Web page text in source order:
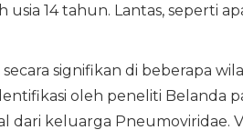
14 tahun. Lantas, seperti
signifikan di beberapa
oleh peneliti Belanda
dari keluarga Pneumoviridae.